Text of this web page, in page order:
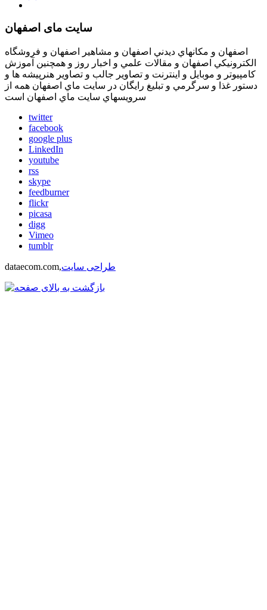
سایت مای اصفهان
اصفهان و مكانهاي ديدني اصفهان و مشاهير اصفهان و فروشگاه
الكترونيكي اصفهان و مقالات علمي و اخبار روز و همچنين آموزش
كامپيوتر و موبايل و اينترنت و تصاوير جالب و تصاوير هنرپيشه ها و
دستور غذا و سرگرمي و تبليغ رايگان در سايت ماي اصفهان همه از
سرويسهاي سايت ماي اصفهان است
twitter
facebook
google plus
LinkedIn
youtube
rss
skype
feedburner
flickr
picasa
digg
Vimeo
tumblr
dataecom.com,طراحی سایت